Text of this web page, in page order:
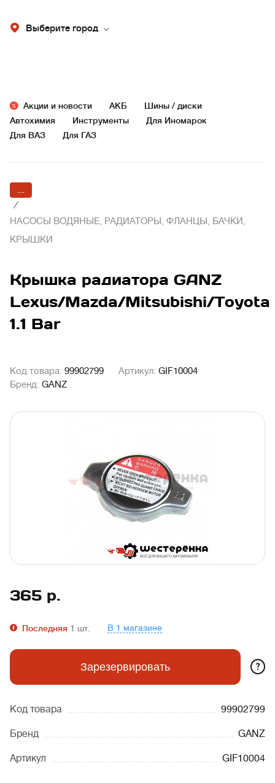
Выберите город
Акции и новости АКБ
Шины / диски
Автохимия
Инструменты
Для Иномарок
Для ВАЗ
Для ГАЗ
...
/
НАСОСЫ ВОДЯНЫЕ, РАДИАТОРЫ, ФЛАНЦЫ, БАЧКИ,
КРЫШКИ
Крышка радиатора GANZ
Lexus/Mazda/Mitsubishi/Toyota
1.1 Bar
Код товара: 99902799 Артикул: GIF10004
Бренд: GANZ
365 р.
Последняя 1 шт. В 1 магазине
Зарезервировать ?
Код товара 99902799
Бренд GANZ
Артикул GIF10004